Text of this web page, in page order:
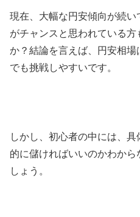
現在、大幅な円安傾向が続い
がチャンスと思われている方
か？結論を言えば、円安相場
でも挑戦しやすいです。
しかし、初心者の中には、
的に儲ければいいのかわか
しょう。